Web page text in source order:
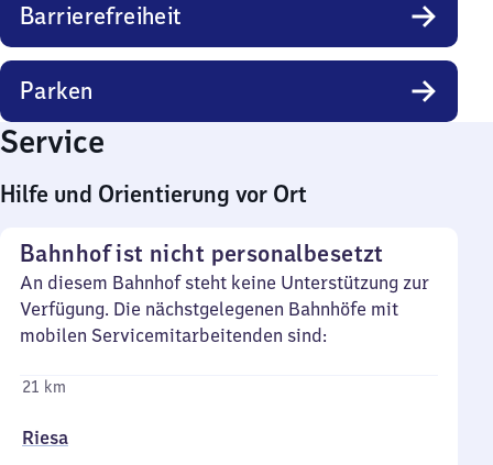
Barrierefreiheit
Parken
Service
Hilfe und Orientierung vor Ort
Bahnhof ist nicht personalbesetzt
An diesem Bahnhof steht keine Unterstützung zur
Verfügung. Die nächstgelegenen Bahnhöfe mit
mobilen Servicemitarbeitenden sind:
21 km
Riesa